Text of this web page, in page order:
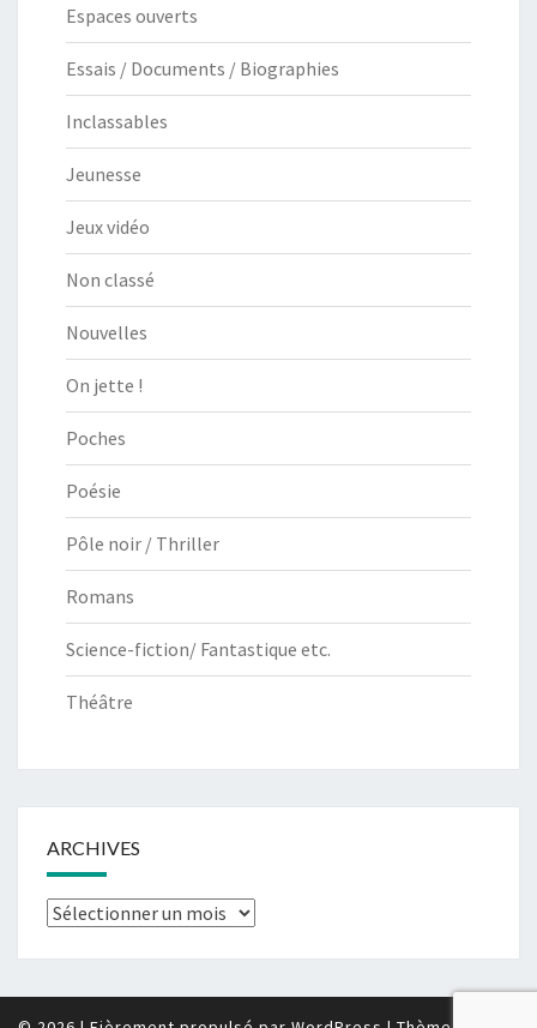
Espaces ouverts
Essais / Documents / Biographies
Inclassables
Jeunesse
Jeux vidéo
Non classé
Nouvelles
On jette !
Poches
Poésie
Pôle noir / Thriller
Romans
Science-fiction/ Fantastique etc.
Théâtre
ARCHIVES
Archives